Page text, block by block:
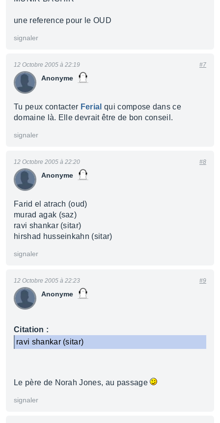
une reference pour le OUD
signaler
Anonyme
12 Octobre 2005 à 22:19 #7
Tu peux contacter Ferial qui compose dans ce
domaine là. Elle devrait être de bon conseil.
signaler
Anonyme
12 Octobre 2005 à 22:20 #8
Farid el atrach (oud)
murad agak (saz)
ravi shankar (sitar)
hirshad husseinkahn (sitar)
signaler
Anonyme
12 Octobre 2005 à 22:23 #9
Citation :
ravi shankar (sitar)
Le père de Norah Jones, au passage
signaler